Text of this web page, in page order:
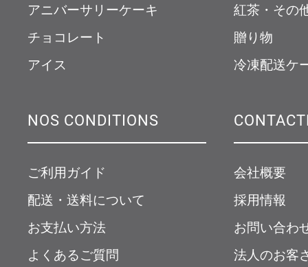
アニバーサリーケーキ
チョコレート
アイス
紅茶・その
贈り物
冷凍配送ケ
NOS CONDITIONS
ご利用ガイド
配送・送料について
お支払い方法
よくあるご質問
会社概要
採用情報
お問い合わ
法人のお客